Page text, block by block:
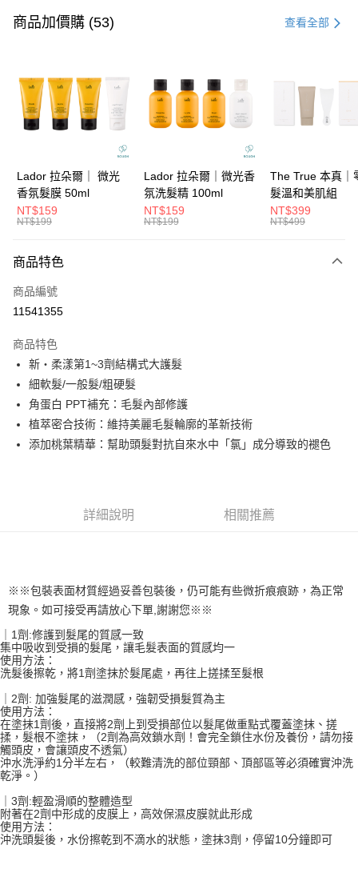
信用卡一次付款
3 期 0 利率 每期NT$280
合作金庫商業銀行
第一商業銀行
華南商業銀行
彰化商業銀行
兆豐國際商業銀行
臺灣中小企業銀行
台中商業銀行
匯豐（台灣）商業銀行
華泰商業銀行
聯邦商業銀行
元大商業銀行
台灣樂天信用卡公司
6 期 0 利率 每期 NT$140 21家銀行
合作金庫商業銀行
第一商業銀行
台北富邦商業銀行
國泰世華商業銀行
兆豐國際商業銀行
臺灣中小企業銀行
台中商業銀行
匯豐（台灣）商業銀行
聯邦商業銀行
玉山商業銀行
台灣樂天信用卡公司
超商取貨付款
Apple Pay
街口支付
相關說明
【大哥付你分期使用說明】
2.付款方式選擇「大哥付你分期」，訂單成立後會自動跳轉到大哥付的交易
流程，驗證手機門號後，選擇欲分期的期數、繳款截止日，確認付款後即完
成交易。
3.實際核准額度、可分期數及費用金額請依後續交易確認頁面所載為準。
4.訂單成立30分鐘內，如未前往確認交易或遇審核未通過，訂單將自動取
法說明評估內容。
【繳款方式說明】
2.基於同意付款使用「大哥付你分期」之契約關係目的，商店將以您的個人
資料（包含姓名、電話或地址）提供予台灣大哥大進項蒐集、處理及利用，
由本公司與您本人進行分期帳單所需資料之確認、核對及更正。
3.完整用戶服務條款，請詳閱以下連結：
運送方式
全家取貨付款
每筆NT$65，滿NT$1,699(含以上)免運費
付款後全家取貨
每筆NT$65，滿NT$1,699(含以上)免運費
宅配
每筆NT$80，滿NT$1,699(含以上)免運費
宅配-離島
每筆NT$100
商品加價購 (53) 查看全部
Lador 拉朵爾｜ 微光
香氛髮膜 50ml
NT$159
NT$199
Lador 拉朵爾｜微光香
氛洗髮精 100ml
NT$159
NT$199
The True 本真｜
髮溫和美肌組
NT$399
NT$499
商品特色
商品編號
11541355
商品特色
新・柔漾第1~3劑結構式大護髮
細軟髮/一般髮/粗硬髮
角蛋白 PPT補充：毛髮內部修護
植萃密合技術：維持美麗毛髮輪廓的革新技術
添加桃葉精華：幫助頭髮對抗自來水中「氯」成分導致的褪色
詳細說明 相關推薦
※※包裝表面材質經過妥善包裝後，仍可能有些微折痕痕跡，為正常
現象。如可接受再請放心下單,謝謝您※※
｜1劑:修護到髮尾的質感一致
集中吸收到受損的髮尾，讓毛髮表面的質感均一
使用方法：
洗髮後擦乾，將1劑塗抹於髮尾處，再往上搓揉至髮根
｜2劑: 加強髮尾的滋潤感，強韌受損髮質為主
使用方法：
在塗抹1劑後，直接將2劑上到受損部位以髮尾做重點式覆蓋塗抹、搓
揉，髮根不塗抹，（2劑為高效鎖水劑！會完全鎖住水份及養份，請勿接
觸頭皮，會讓頭皮不透氣）
沖水洗淨約1分半左右，（較難清洗的部位頸部、頂部區等必須確實沖洗
乾淨。）
｜3劑:輕盈滑順的整體造型
附著在2劑中形成的皮膜上，高效保濕皮膜就此形成
使用方法：
沖洗頭髮後，水份擦乾到不滴水的狀態，塗抹3劑，停留10分鐘即可